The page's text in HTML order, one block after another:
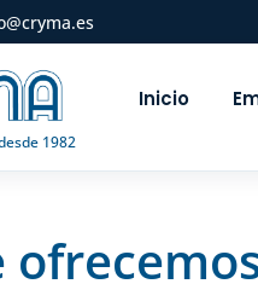
1982
Inicio